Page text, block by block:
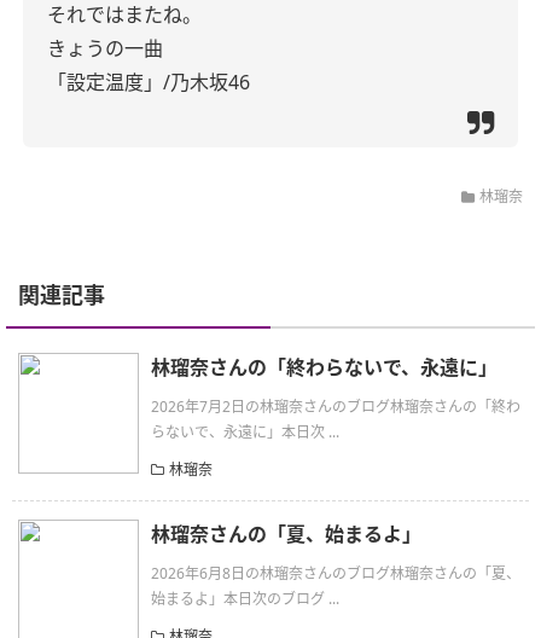
それではまたね。
きょうの一曲
「設定温度」/乃木坂46
林瑠奈
関連記事
林瑠奈さんの「終わらないで、永遠に」
2026年7月2日の林瑠奈さんのブログ林瑠奈さんの「終わ
らないで、永遠に」本日次 ...
林瑠奈
林瑠奈さんの「夏、始まるよ」
2026年6月8日の林瑠奈さんのブログ林瑠奈さんの「夏、
始まるよ」本日次のブログ ...